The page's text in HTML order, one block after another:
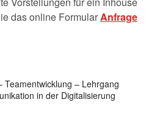
das online FormularAnfrage
– Lehrgang
in der Digitalisierung